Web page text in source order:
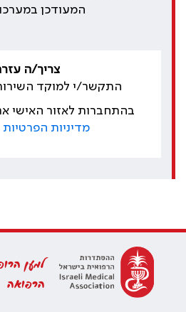
המעודכן
צריך/ה
התקשר/י למוקד
בהתחברות לאזור
מדיניות
למען
הרפואה